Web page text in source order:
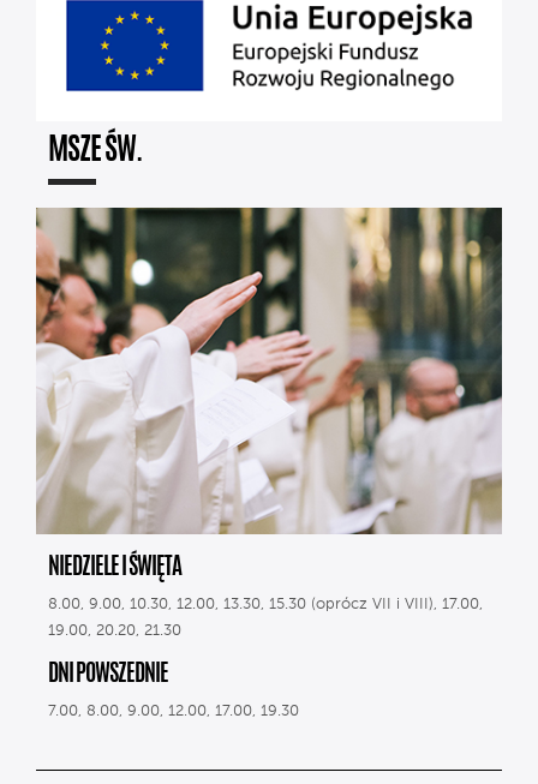
MSZE ŚW.
NIEDZIELE I ŚWIĘTA
8.00, 9.00, 10.30, 12.00, 13.30, 15.30 (oprócz VII i VIII), 17.00,
19.00, 20.20, 21.30
DNI POWSZEDNIE
7.00, 8.00, 9.00, 12.00, 17.00, 19.30